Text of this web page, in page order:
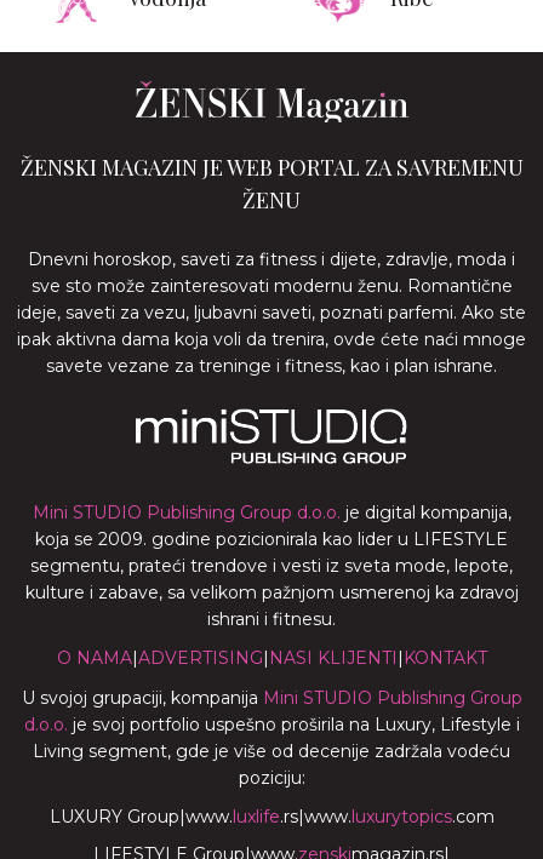
ŽENSKI MAGAZIN JE WEB PORTAL ZA SAVREMENU
ŽENU
Dnevni horoskop, saveti za fitness i dijete, zdravlje, moda i
sve sto može zainteresovati modernu ženu. Romantične
ideje, saveti za vezu, ljubavni saveti, poznati parfemi. Ako ste
ipak aktivna dama koja voli da trenira, ovde ćete naći mnoge
savete vezane za treninge i fitness, kao i plan ishrane.
Mini STUDIO Publishing Group d.o.o. je digital kompanija,
koja se 2009. godine pozicionirala kao lider u LIFESTYLE
segmentu, prateći trendove i vesti iz sveta mode, lepote,
kulture i zabave, sa velikom pažnjom usmerenoj ka zdravoj
ishrani i fitnesu.
O NAMA|ADVERTISING| NASI KLIJENTI | KONTAKT
U svojoj grupaciji, kompanija Mini STUDIO Publishing Group
d.o.o. je svoj portfolio uspešno proširila na Luxury, Lifestyle i
Living segment, gde je više od decenije zadržala vodeću
poziciju:
LUXURY Group|www.luxlife.rs|www.luxurytopics.com
LIFESTYLE Group|www.zenskimagazin.rs|